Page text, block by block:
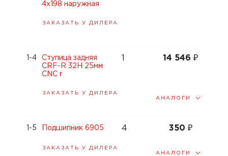
4х198 наружная
ЗАКАЗАТЬ У ДИЛЕРА
Ступица задняя
CRF-R 32H 25мм
CNC r
14 546₽
ЗАКАЗАТЬ У ДИЛЕРА
АНАЛОГИ
1-4
Подшипник 6905 4 350 ₽
ЗАКАЗАТЬ У ДИЛЕРА
АНАЛОГИ
1-5